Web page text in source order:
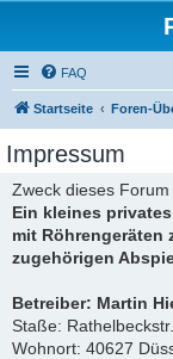
FAQ
Startseite Foren-
Impressum
Zweck dieses Forum
Ein kleines
mit Röhrengeräten
zugehörigen
Betreiber: Martin
Staße:
Wohnort: 40627